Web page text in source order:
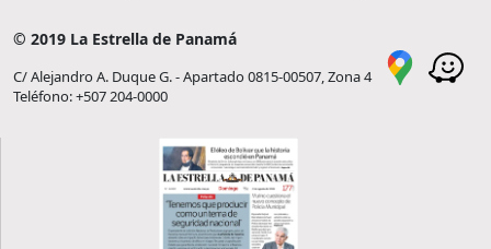
© 2019 La Estrella de Panamá
C/ Alejandro A. Duque G. - Apartado 0815-00507, Zona 4
Teléfono: +507 204-0000